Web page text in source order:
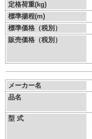
定格荷重(kg)
標準揚程(m)
標準価格（税別）
販売価格（税別）
メーカー名
品名
型 式